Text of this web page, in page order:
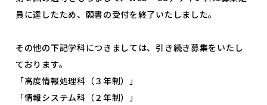
よくあるご質問
員に達したため、願書の受付を終了いたしました。
その他の下記学科につきましては、引き続き募集をいたし
ております。
「高度情報処理科（３年制）」
「情報システム科（２年制）」